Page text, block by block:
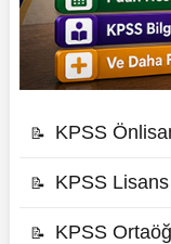
📝 KPSS
📝 KPSS
📝 KPSS